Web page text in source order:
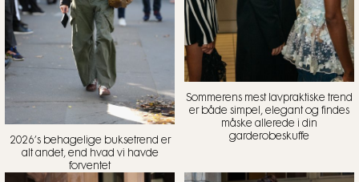
2026’s behagelige buksetrend er
alt andet, end hvad vi havde
forventet
Sommerens mest lavpraktiske trend
er både simpel, elegant og findes
måske allerede i din
garderobeskuffe